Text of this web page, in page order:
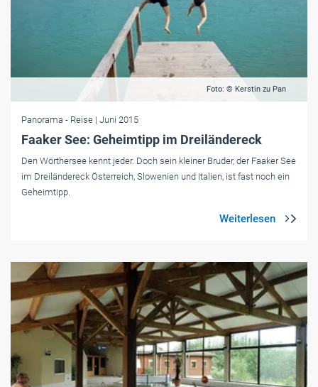
Foto: © Kerstin zu Pan
Panorama - Reise | Juni 2015
Faaker See: Geheimtipp im Dreiländereck
Den Wörthersee kennt jeder. Doch sein kleiner Bruder, der Faaker See
im Dreiländereck Österreich, Slowenien und Italien, ist fast noch ein
Geheimtipp.